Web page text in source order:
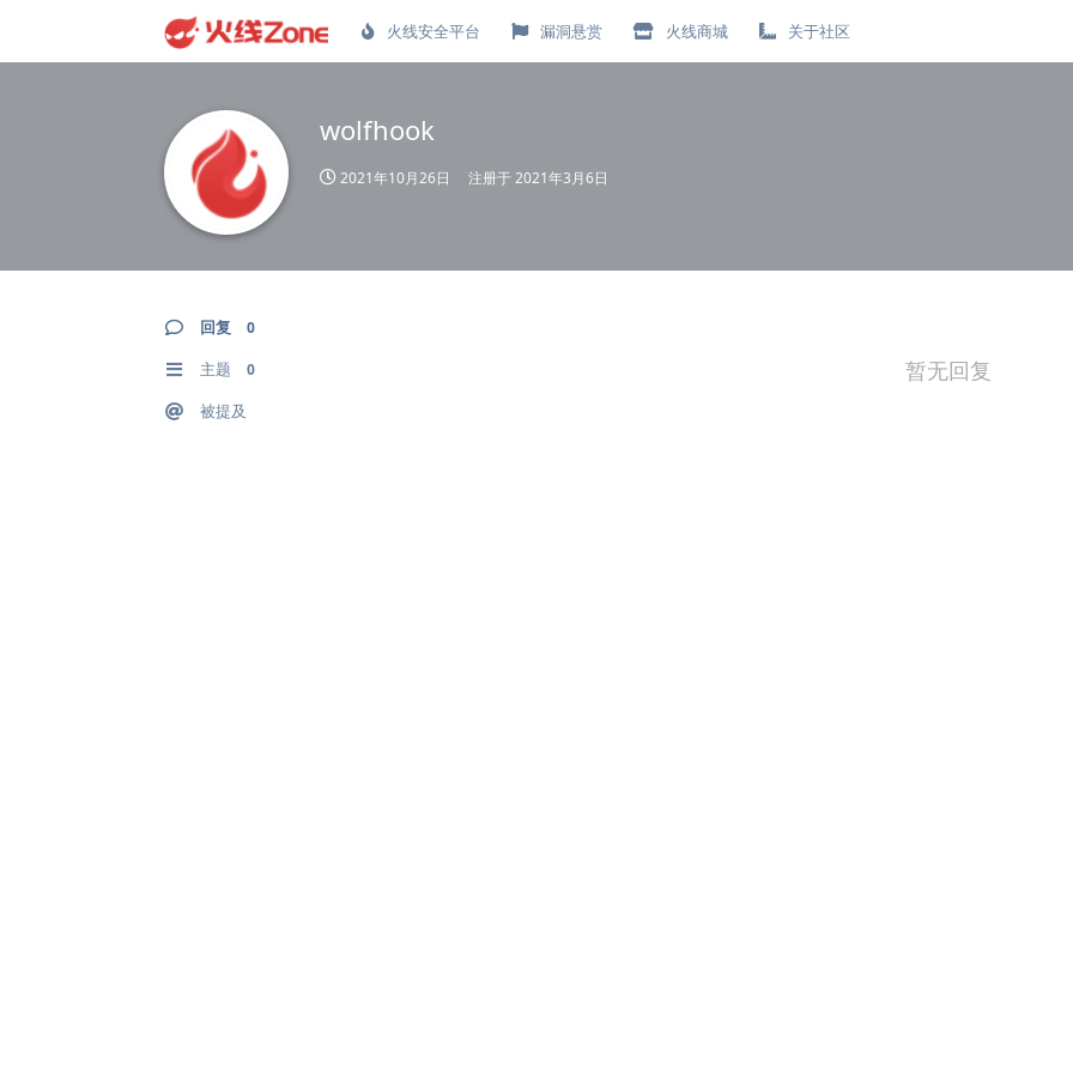
火线安全平台 漏洞悬赏 火线商城 关于社区
wolfhook
2021年10月26日 注册于2021年3月6日
回复 0
主题 0
被提及
暂无回复